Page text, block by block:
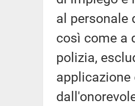
al personale
così come a
polizia,